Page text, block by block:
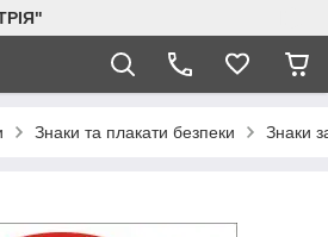
Знаки та плакати безпеки Знаки